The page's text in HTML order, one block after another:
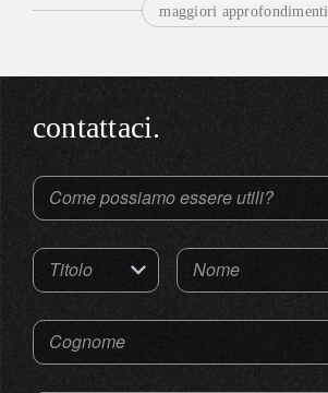
maggiori approfondimenti
contattaci.
Come possiamo essere utili?
Titolo Nome
Cognome